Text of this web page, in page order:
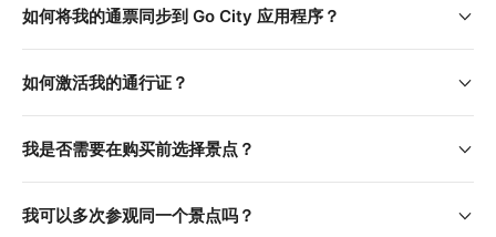
所罗门 R.古根汉美术馆
还有更多纽约市的景点、行程、博物馆和体验等着你。凭此通
票，您可从众多热门景点和活动中自由选择，弹性规划专属观
光行程，同时享有超值优惠。
票券预订 & 使用说明
场参观，免去现场排队购票的麻烦。探索者通行证效期长达
如何将我的通票同步到 Go City 应用程序？
如何激活我的通行证？
我是否需要在购买前选择景点？
我可以多次参观同一个景点吗？